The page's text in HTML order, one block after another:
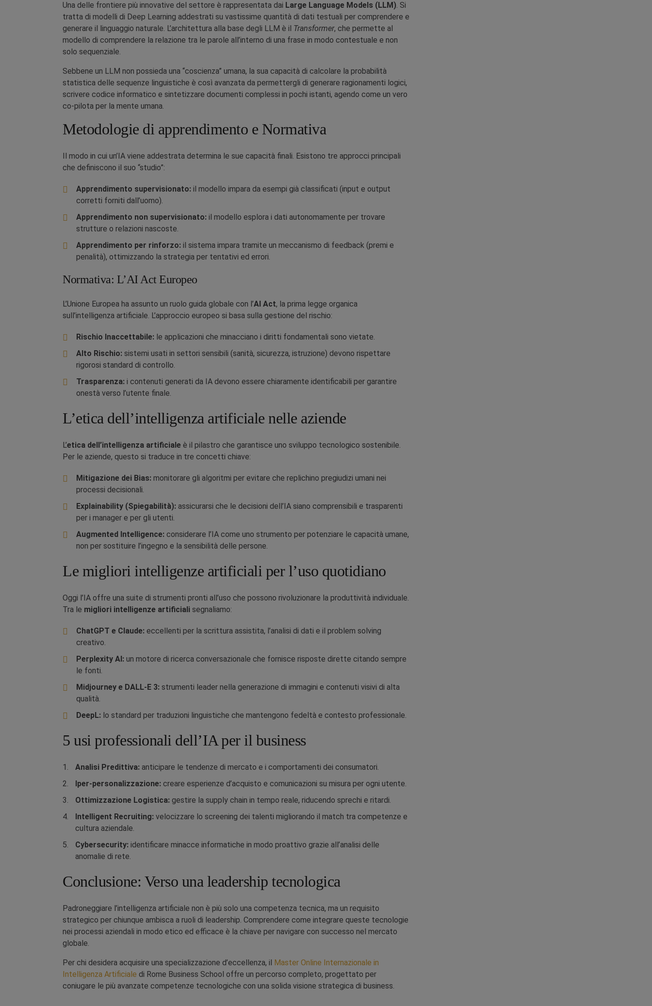
Una delle frontiere più innovative del settore è rappresentata dai Large Language Models (LLM). Si
tratta di modelli di Deep Learning addestrati su vastissime quantità di dati testuali per comprendere e
generare il linguaggio naturale. L’architettura alla base degli LLM è il Transformer, che permette al
modello di comprendere la relazione tra le parole all’interno di una frase in modo contestuale e non
solo sequenziale.
Sebbene un LLM non possieda una “coscienza” umana, la sua capacità di calcolare la probabilità
statistica delle sequenze linguistiche è così avanzata da permettergli di generare ragionamenti logici,
scrivere codice informatico e sintetizzare documenti complessi in pochi istanti, agendo come un vero
co-pilota per la mente umana.
Metodologie di apprendimento e Normativa
Il modo in cui un’IA viene addestrata determina le sue capacità finali. Esistono tre approcci principali
che definiscono il suo “studio”:
Apprendimento supervisionato: il modello impara da esempi già classificati (input e output
corretti forniti dall’uomo).
Apprendimento non supervisionato: il modello esplora i dati autonomamente per trovare
strutture o relazioni nascoste.
Apprendimento per rinforzo: il sistema impara tramite un meccanismo di feedback (premi e
penalità), ottimizzando la strategia per tentativi ed errori.
Normativa: L’AI Act Europeo
L’Unione Europea ha assunto un ruolo guida globale con l’AI Act, la prima legge organica
sull’intelligenza artificiale. L’approccio europeo si basa sulla gestione del rischio:
Rischio Inaccettabile: le applicazioni che minacciano i diritti fondamentali sono vietate.
Alto Rischio: sistemi usati in settori sensibili (sanità, sicurezza, istruzione) devono rispettare
rigorosi standard di controllo.
Trasparenza: i contenuti generati da IA devono essere chiaramente identificabili per garantire
onestà verso l’utente finale.
L’etica dell’intelligenza artificiale nelle aziende
L’etica dell’intelligenza artificiale è il pilastro che garantisce uno sviluppo tecnologico sostenibile.
Per le aziende, questo si traduce in tre concetti chiave:
Mitigazione dei Bias: monitorare gli algoritmi per evitare che replichino pregiudizi umani nei
processi decisionali.
Explainability (Spiegabilità): assicurarsi che le decisioni dell’IA siano comprensibili e trasparenti
per i manager e per gli utenti.
Augmented Intelligence: considerare l’IA come uno strumento per potenziare le capacità umane,
non per sostituire l’ingegno e la sensibilità delle persone.
Le migliori intelligenze artificiali per l’uso quotidiano
Oggi l’IA offre una suite di strumenti pronti all’uso che possono rivoluzionare la produttività individuale.
Tra le migliori intelligenze artificiali segnaliamo:
ChatGPT e Claude: eccellenti per la scrittura assistita, l’analisi di dati e il problem solving
creativo.
Perplexity AI: un motore di ricerca conversazionale che fornisce risposte dirette citando sempre
le fonti.
Midjourney e DALL-E 3: strumenti leader nella generazione di immagini e contenuti visivi di alta
qualità.
DeepL: lo standard per traduzioni linguistiche che mantengono fedeltà e contesto professionale.
5 usi professionali dell’IA per il business
Analisi Predittiva: anticipare le tendenze di mercato e i comportamenti dei consumatori.
Iper-personalizzazione: creare esperienze d’acquisto e comunicazioni su misura per ogni utente.
Ottimizzazione Logistica: gestire la supply chain in tempo reale, riducendo sprechi e ritardi.
Intelligent Recruiting: velocizzare lo screening dei talenti migliorando il match tra competenze e
cultura aziendale.
Cybersecurity: identificare minacce informatiche in modo proattivo grazie all’analisi delle
anomalie di rete.
Conclusione: Verso una leadership tecnologica
Padroneggiare l’intelligenza artificiale non è più solo una competenza tecnica, ma un requisito
strategico per chiunque ambisca a ruoli di leadership. Comprendere come integrare queste tecnologie
nei processi aziendali in modo etico ed efficace è la chiave per navigare con successo nel mercato
globale.
Per chi desidera acquisire una specializzazione d’eccellenza, il
Master Online Internazionale in
Intelligenza Artificiale di Rome Business School offre un percorso completo, progettato per
coniugare le più avanzate competenze tecnologiche con una solida visione strategica di business.